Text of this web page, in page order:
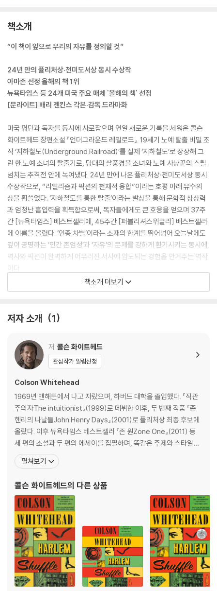
책소개
“이 책이 앞으로 우리의 자유를 정의할 것”
24년 만의 퓰리처상·전미도서상 동시 수상작
아마존 선정 올해의 책 1위
뉴욕타임스 등 24개 미국 주요 매체 '올해의 책' 선정
[문라이트] 배리 젠킨스 각본·감독 드라마화
미국 평단과 독자를 동시에 사로잡으며 연일 새로운 기록을 세워온 콜슨
화이트헤드 장편소설 『언더그라운드 레일로드』. 19세기 노예 탈출 비밀 조
직 ‘지하철도(Underground Railroad)’를 실제 ‘지하철도’로 상상해 그
린 한 노예 소녀의 탈출기로, 당대의 살풍경을 소녀와 노예 사냥꾼의 스릴
넘치는 추격전 안에 녹여냈다. 24년 만에 나온 퓰리처상·전미도서상 동시
수상작으로, “리얼리즘과 픽션의 천재적 융합”이라는 호평 아래 유수의
상을 휩쓸었다. ‘지하철도를 통한 탈출’이라는 발상을 통해 문학적 상상력
과 엄청난 흡입력을 획득함으로써, 독자들에게도 큰 호응을 얻으며 37주
간 [뉴욕타임스] 베스트셀러에, 45주간 [퍼블리셔스위클리] 베스트셀러
에 이름을 올렸다. ‘인종 차별’이라는 소재의 한계를 뛰어넘어 오늘날에도
깊이 공명하는 ‘인간 존엄성’과 ‘자유’의 문제를 강하게 환기시키는 동시에,
역사와 픽션이 완벽하게 어우러진 서사에 압도되는 경험을 안겨주는 역작
이다.
In this #1 New York Times bestseller, Cora is a young slave
her fellow Africans, she is on the cusp of womanhood--w
o has recently arrived from Virginia, urges her to join him
on the Underground Railroad, she seizes the opportunity
and escapes with him.
In Colson Whitehead's Pulitzer Prize-winning ingenious conce
ption, the Underground Railroad is no mere metaphor: engine
ers and conductors operate a secret network of actual tracks
and tunnels beneath the Southern soil. Cora embarks on a harr
owing flight from one state to the next, encountering, like Gull
iver, strange yet familiar iterations of her own world at each st
op. As Whitehead brilliantly re-creates the terrors of the ante
bellum era, he weaves in the saga of our nation, from the brut
ent day. The Underground Railroad is both the gripping tale of
one woman's will to escape the horrors of bondage--and a po
werful meditation on the history we all share.
Look for Whitehead’s acclaimed new novel, The Nickel Bo
ys, available now!
책소개 더보기
저자 소개 1
저 콜슨 화이트헤드
관심작가 알림신청
Colson Whitehead
1969년 맨해튼에서 나고 자랐으며, 하버드 대학을 졸업했다. 『직관
주의자The intuitionist』(1999)로 데뷔한 이후, 두 번째 작품 『존
헨리의 나날들John Henry Days』(2001)로 퓰리처상 최종 후보에
올랐다. 이후 뉴욕타임스 베스트셀러 『존 원Zone One』(2011) 등
세 편의 소설과 두 편의 에세이를 집필하며, 똑같은 주제와 스타일을
선보인 적 없는 도전적 작가로 명성을 쌓았다. 여섯 번째 소설 『언더
그라운드 레일로드』(2016)로 퓰리처상(2016), 전미도서상(2016)
임
펼쳐보기
콜슨 화이트헤드의 다른 상품